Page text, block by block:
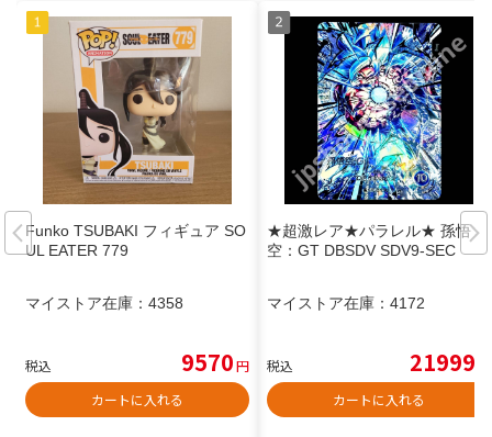
Funko TSUBAKI フィギュア SO
UL EATER 779
マイストア在庫： 4358
税込 9570円
カートに入れる
★超激レア★パラレル★ 孫悟
空：GT DBSDV SDV9-SEC
マイストア在庫： 4172
税込 21999
カートに入れる